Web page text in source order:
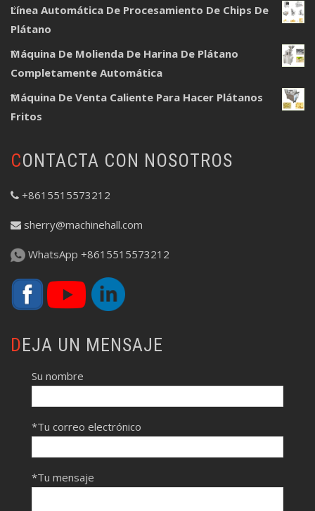
Línea Automática De Procesamiento De Chips De
Plátano
Máquina De Molienda De Harina De Plátano
Completamente Automática
Máquina De Venta Caliente Para Hacer Plátanos
Fritos
CONTACTA CON NOSOTROS
+8615515573212
sherry@machinehall.com
WhatsApp +8615515573212
DEJA UN MENSAJE
Su nombre
*Tu correo electrónico
*Tu mensaje